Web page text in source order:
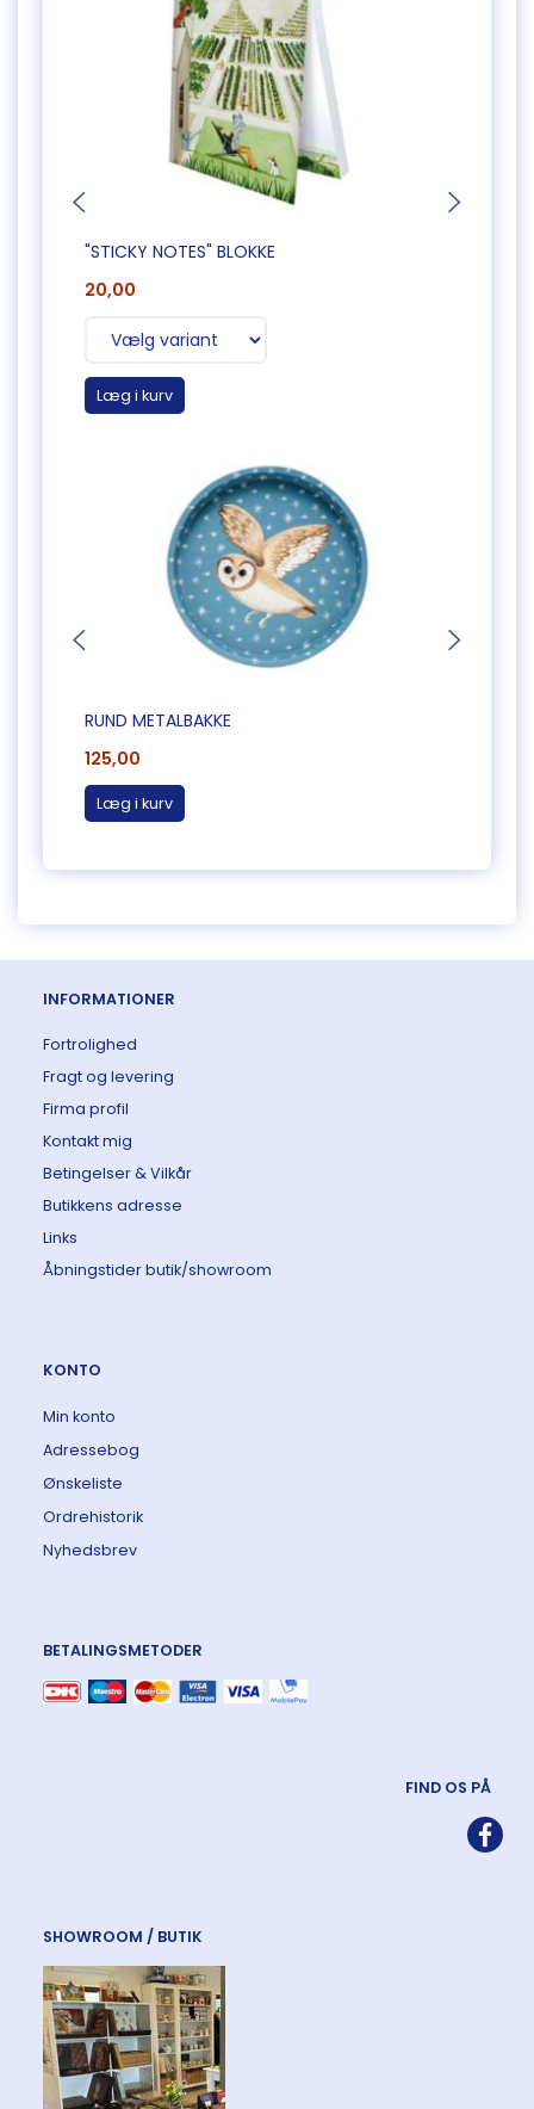
"STICKY NOTES" BLOKKE
20,00
Læg i kurv
RUND METALBAKKE
125,00
Læg i kurv
INFORMATIONER
Fortrolighed
Fragt og levering
Firma profil
Kontakt mig
Betingelser & Vilkår
Butikkens adresse
Links
Åbningstider butik/showroom
KONTO
Min konto
Adressebog
Ønskeliste
Ordrehistorik
Nyhedsbrev
BETALINGSMETODER
FIND OS PÅ
SHOWROOM / BUTIK